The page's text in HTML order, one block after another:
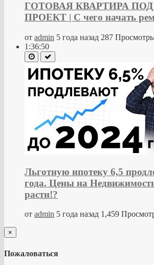
ГОТОВАЯ КВАРТИРА
ПРОЕКТ | С чего начать
от admin 5 года назад 287
1:36:50
Льготную ипотеку 6,5
года. Цены на
расти!?
от admin 5 года назад 1,459
×
Пожаловаться